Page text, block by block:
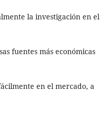
la investigación en el
fuentes más económicas
en el mercado, a